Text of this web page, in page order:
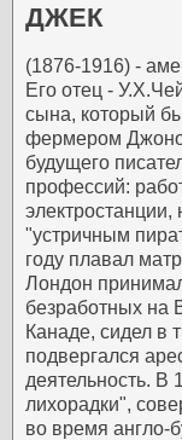
ДЖЕК
(1876-1916) -
Его отец -
сына, который
фермером
будущего
профессий:
"устричным
году плавал
Лондон
безработных на
Канаде, сидел в
подвергался
деятельность. В
лихорадки",
во время англо-